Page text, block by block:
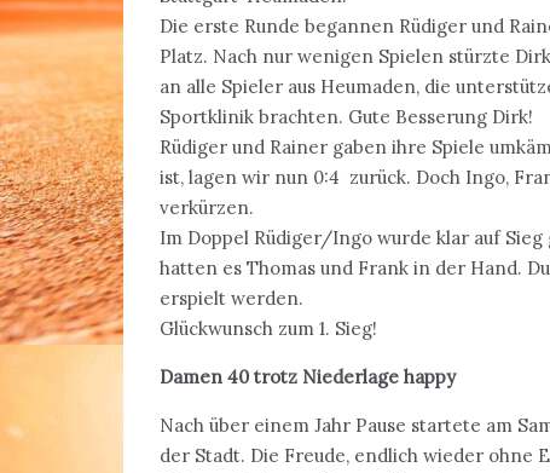
Die erste Runde begannen Rüdiger und
Platz. Nach nur wenigen Spielen stürzte
an alle Spieler aus Heumaden, die
Sportklinik brachten. Gute Besserung Dirk!
Rüdiger und Rainer gaben ihre Spiele
ist, lagen wir nun 0:4 zurück. Doch Ingo,
verkürzen.
Im Doppel Rüdiger/Ingo wurde klar auf
hatten es Thomas und Frank in der Hand.
erspielt werden.
Glückwunsch zum 1. Sieg!
Damen 40 trotz Niederlage happy
Nach über einem Jahr Pause startete am
der Stadt. Die Freude, endlich wieder ohne